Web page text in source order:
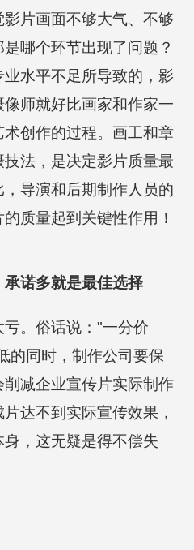
片画面不够大气、不够
哪个环节出现了问题？
水平不足所导致的，影
师就好比画家和作家一
创作的过程。画工和章
法，是决定影片质量最
导演和后期制作人员的
质量起到关键性作用！
诺多就是最佳选择
。俗话说："一分价
的同时，制作公司要保
减企业宣传片实际制作
达不到实际宣传效果，
，这无疑是得不偿失